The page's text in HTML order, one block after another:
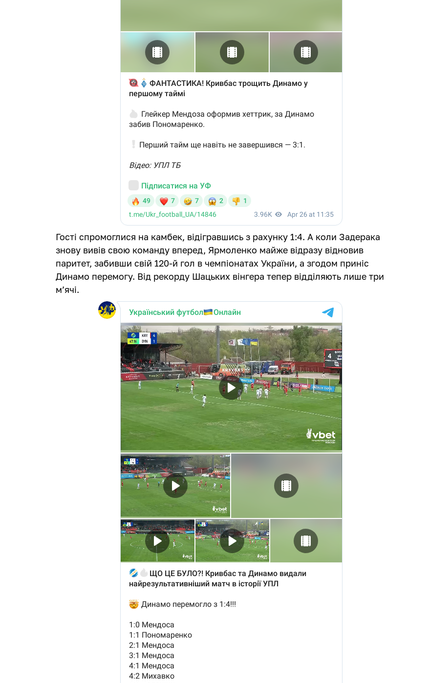
Гості спромоглися на камбек, відігравшись з рахунку 1:4. А коли Задерака
знову вивів свою команду вперед, Ярмоленко майже відразу відновив
паритет, забивши свій 120-й гол в чемпіонатах України, а згодом приніс
Динамо перемогу. Від рекорду Шацьких вінгера тепер відділяють лише три
м’ячі.